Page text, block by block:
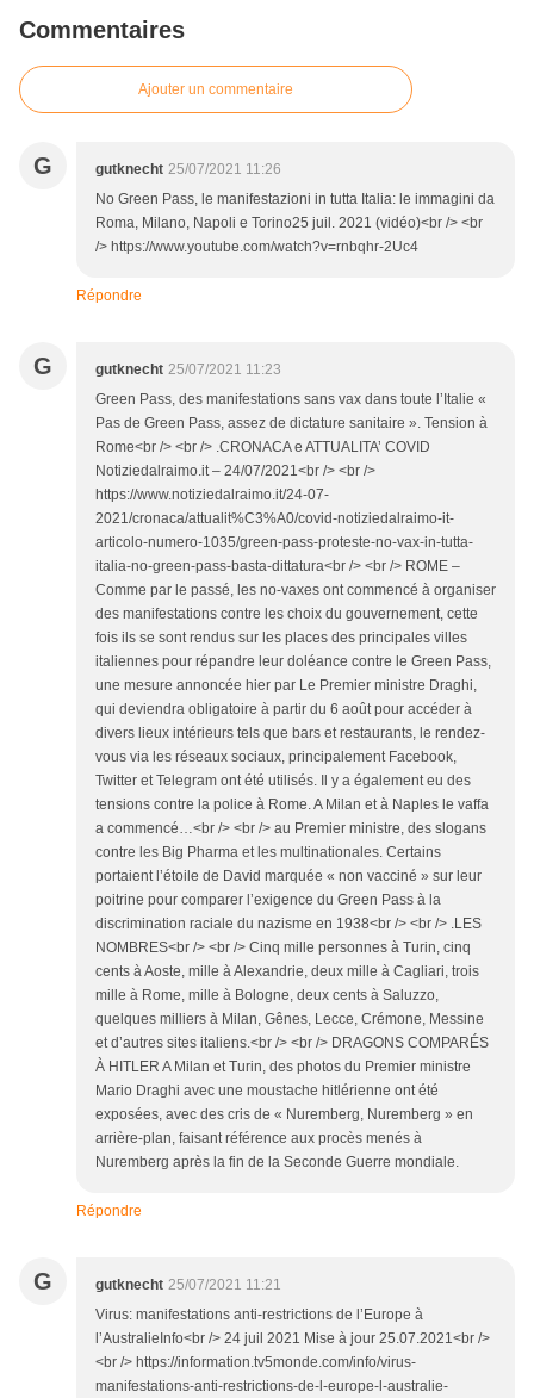
Commentaires
Ajouter un commentaire
G gutknecht 25/07/2021 11:26
No Green Pass, le manifestazioni in tutta Italia: le immagini da
Roma, Milano, Napoli e Torino25 juil. 2021 (vidéo)<br /> <br
/> https://www.youtube.com/watch?v=rnbqhr-2Uc4
Répondre
G gutknecht 25/07/2021 11:23
Green Pass, des manifestations sans vax dans toute l’Italie «
Pas de Green Pass, assez de dictature sanitaire ». Tension à
Rome<br /> <br /> .CRONACA e ATTUALITA’ COVID
Notiziedalraimo.it – 24/07/2021<br /> <br />
https://www.notiziedalraimo.it/24-07-
2021/cronaca/attualit%C3%A0/covid-notiziedalraimo-it-
articolo-numero-1035/green-pass-proteste-no-vax-in-tutta-
italia-no-green-pass-basta-dittatura<br /> <br /> ROME –
Comme par le passé, les no-vaxes ont commencé à organiser
des manifestations contre les choix du gouvernement, cette
fois ils se sont rendus sur les places des principales villes
italiennes pour répandre leur doléance contre le Green Pass,
une mesure annoncée hier par Le Premier ministre Draghi,
qui deviendra obligatoire à partir du 6 août pour accéder à
divers lieux intérieurs tels que bars et restaurants, le rendez-
vous via les réseaux sociaux, principalement Facebook,
Twitter et Telegram ont été utilisés. Il y a également eu des
tensions contre la police à Rome. A Milan et à Naples le vaffa
a commencé…<br /> <br /> au Premier ministre, des slogans
contre les Big Pharma et les multinationales. Certains
portaient l’étoile de David marquée « non vacciné » sur leur
poitrine pour comparer l’exigence du Green Pass à la
discrimination raciale du nazisme en 1938<br /> <br /> .LES
NOMBRES<br /> <br /> Cinq mille personnes à Turin, cinq
cents à Aoste, mille à Alexandrie, deux mille à Cagliari, trois
mille à Rome, mille à Bologne, deux cents à Saluzzo,
quelques milliers à Milan, Gênes, Lecce, Crémone, Messine
et d’autres sites italiens.<br /> <br /> DRAGONS COMPARÉS
À HITLER A Milan et Turin, des photos du Premier ministre
Mario Draghi avec une moustache hitlérienne ont été
exposées, avec des cris de « Nuremberg, Nuremberg » en
arrière-plan, faisant référence aux procès menés à
Nuremberg après la fin de la Seconde Guerre mondiale.
Répondre
G gutknecht 25/07/2021 11:21
Virus: manifestations anti-restrictions de l’Europe à
l’AustralieInfo<br /> 24 juil 2021 Mise à jour 25.07.2021<br />
<br /> https://information.tv5monde.com/info/virus-
manifestations-anti-restrictions-de-l-europe-l-australie-